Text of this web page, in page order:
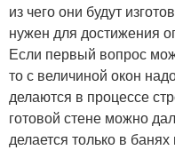
из чего они будут
нужен для достижения
Если первый вопрос
то с величиной окон
делаются в процессе
готовой стене можно
делается только в